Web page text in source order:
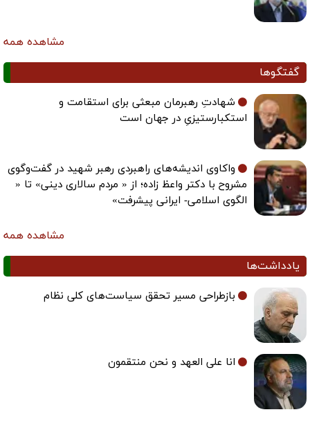
مشاهده همه
گفتگوها
شهادتِ رهبرمان مبعثی برای استقامت و
استکبارستیزیِ در جهان است
واکاوی اندیشه‌های راهبردی رهبر شهید در گفت‌وگوی
مشروح با دکتر واعظ زاده؛ از « مردم سالاری دینی» تا «
الگوی اسلامی- ایرانی پیشرفت»
مشاهده همه
یادداشت‌ها
بازطراحی مسیر تحقق سیاست‌های کلی نظام
انا علی العهد و نحن منتقمون